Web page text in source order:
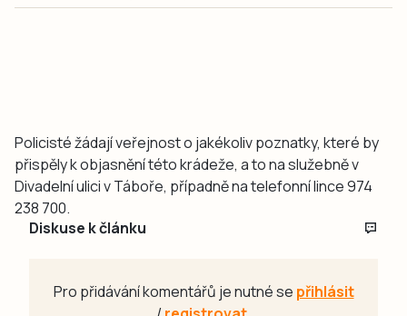
Policisté žádají veřejnost o jakékoliv poznatky, které by
přispěly k objasnění této krádeže, a to na služebně v
Divadelní ulici v Táboře, případně na telefonní lince 974
238 700.
Diskuse k článku
Pro přidávání komentářů je nutné se přihlásit